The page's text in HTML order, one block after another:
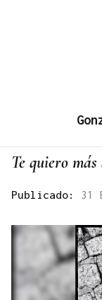
Te quiero
Publicado: 31